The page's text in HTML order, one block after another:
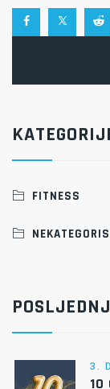
FITNESS
3.
10